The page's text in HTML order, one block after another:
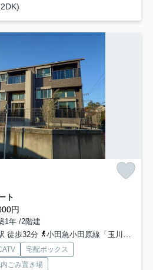
ト
円
1年 /2階建
徒歩32分
小田急小田原線「玉川学園前」駅 徒歩23分
宅配ボックス
ごみ置き場